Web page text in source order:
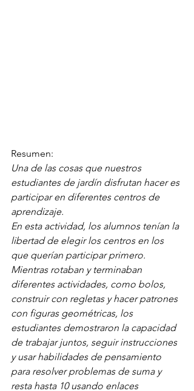
Resumen:
Una de las cosas que nuestros
estudiantes de jardín disfrutan hacer es
participar en diferentes centros de
aprendizaje.
En esta actividad, los alumnos tenían la
libertad de elegir los centros en los
que querían participar primero.
Mientras rotaban y terminaban
diferentes actividades, como bolos,
construir con regletas y hacer patrones
con figuras geométricas, los
estudiantes demostraron la capacidad
de trabajar juntos, seguir instrucciones
y usar habilidades de pensamiento
para resolver problemas de suma y
resta hasta 10 usando enlaces